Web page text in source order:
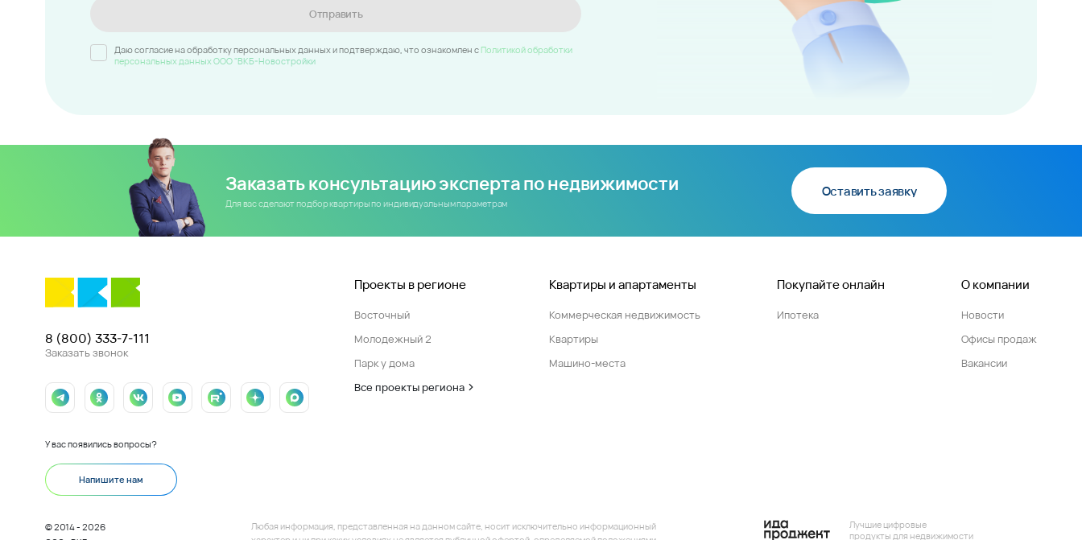
Отправить
Даю согласие на обработку персональных данных и подтверждаю, что ознакомлен c Политикой обработки
персональных данных ООО "ВКБ-Новостройки
Заказать консультацию эксперта по недвижимости
Для вас сделают подбор квартиры по индивидуальным параметрам
Оставить заявку
8 (800) 333-7-111
Заказать звонок
У вас появились вопросы?
Напишите нам
Проекты в регионе
Восточный
Молодежный 2
Парк у дома
Все проекты региона
Квартиры и апартаменты
Коммерческая недвижимость
Квартиры
Машино-места
Покупайте онлайн
Ипотека
О компании
Новости
Офисы продаж
Вакансии
© 2014 - 2026
Любая информация, представленная на данном сайте, носит исключительно информационный
Лучшие цифровые
продукты для недвижимости